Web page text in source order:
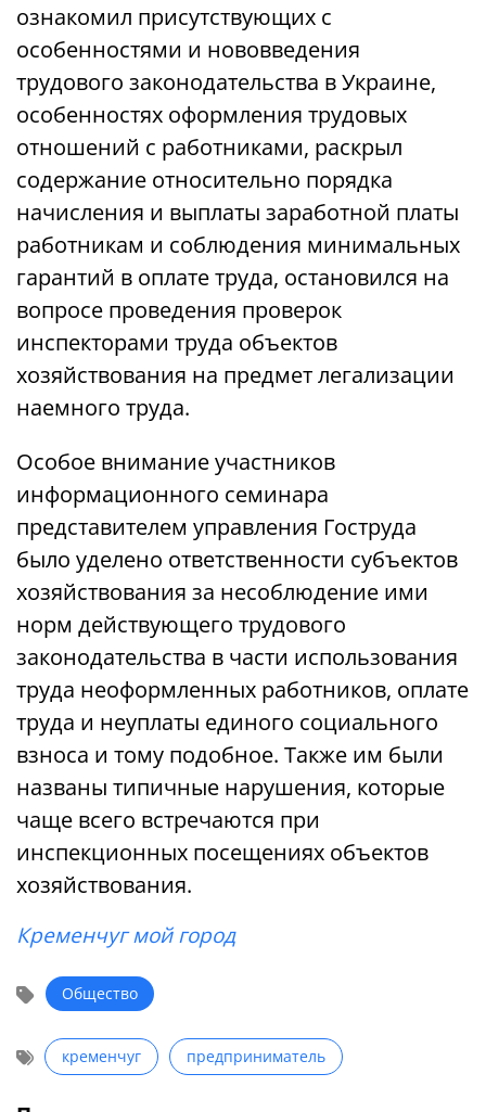
ознакомил присутствующих с
особенностями и нововведения
трудового законодательства в Украине,
особенностях оформления трудовых
отношений с работниками, раскрыл
содержание относительно порядка
начисления и выплаты заработной платы
работникам и соблюдения минимальных
гарантий в оплате труда, остановился на
вопросе проведения проверок
инспекторами труда объектов
хозяйствования на предмет легализации
наемного труда.
Особое внимание участников
информационного семинара
представителем управления Гоструда
было уделено ответственности субъектов
хозяйствования за несоблюдение ими
норм действующего трудового
законодательства в части использования
труда неоформленных работников, оплате
труда и неуплаты единого социального
взноса и тому подобное. Также им были
названы типичные нарушения, которые
чаще всего встречаются при
инспекционных посещениях объектов
хозяйствования.
Кременчуг мой город
Общество
кременчуг предприниматель